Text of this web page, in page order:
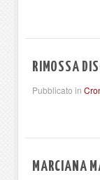
RIMOSSA
Pubblicato in
MARCIANA